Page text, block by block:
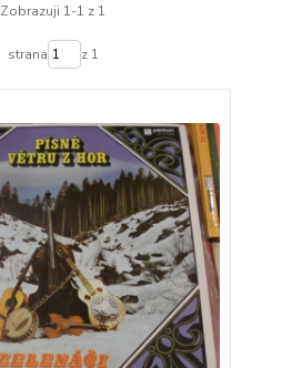
Zobrazuji 1-1 z 1
strana z 1